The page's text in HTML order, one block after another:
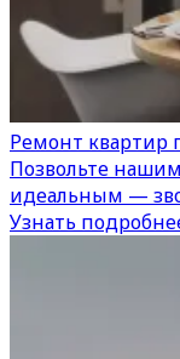
Ремонт квартир
Позвольте
идеальным —
Узнать